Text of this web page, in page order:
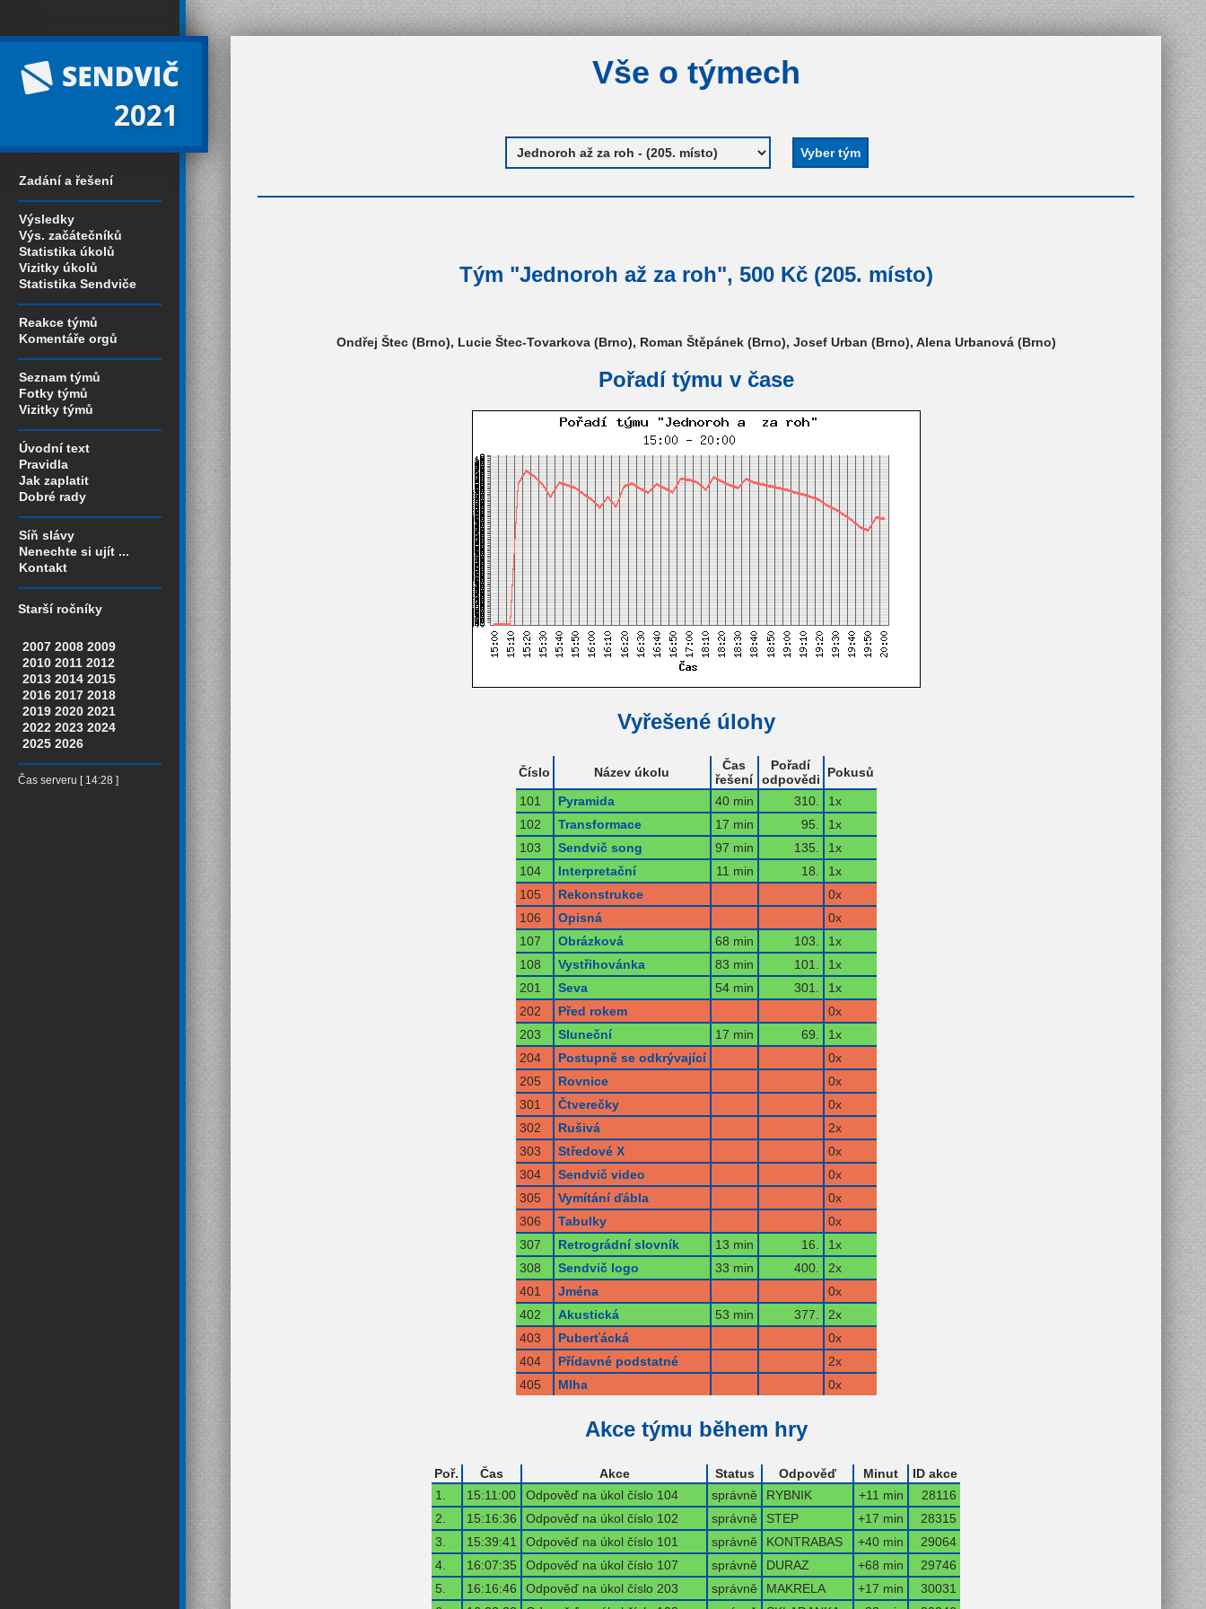
2021
Zadání a řešení
Výsledky
Výs. začátečníků
Statistika úkolů
Vizitky úkolů
Statistika Sendviče
Reakce týmů
Komentáře orgů
Seznam týmů
Fotky týmů
Vizitky týmů
Úvodní text
Pravidla
Jak zaplatit
Dobré rady
Síň slávy
Nenechte si ujít ...
Kontakt
Starší ročníky
2007 2008 2009
2010 2011 2012
2013 2014 2015
2016 2017 2018
2019 2020 2021
2022 2023 2024
2025 2026
Čas serveru [ 14:28 ]
Vše o týmech
Tým "Jednoroh až za roh", 500 Kč (205. místo)
Ondřej Štec (Brno), Lucie Štec-Tovarkova (Brno), Roman Štěpánek (Brno), Josef Urban (Brno), Alena Urbanová (Brno)
Pořadí týmu v čase
Vyřešené úlohy
Číslo Název úkolu
Čas
řešení
Pořadí
odpovědi
Pokusů
101
Pyramida 40 min 310.
1x
102
Transformace 17 min 95.
1x
103
Sendvič song 97 min 135.
1x
104
Interpretační 11 min 18.
1x
105
Rekonstrukce
0x
106
Opisná
0x
107
Obrázková 68 min 103.
1x
108
Vystřihovánka 83 min 101.
1x
201
Seva 54 min 301.
1x
202
Před rokem
0x
203
Sluneční 17 min 69.
1x
204
Postupně se odkrývající
0x
205
Rovnice
0x
301
Čtverečky
0x
302
Rušivá
2x
303
Středové X
0x
304
Sendvič video
0x
305
Vymítání ďábla
0x
306
Tabulky
0x
307
Retrográdní slovník 13 min 16.
1x
308
Sendvič logo 33 min 400.
2x
401
Jména
0x
402
Akustická 53 min 377.
2x
403
Puberťácká
0x
404
Přídavné podstatné
2x
405
Mlha 0x
Akce týmu během hry
Poř. Čas Akce Status Odpověď Minut
ID akce
1.
15:11:00 Odpověď na úkol číslo 104 správně RYBNIK +11 min
28116
2.
15:16:36 Odpověď na úkol číslo 102 správně STEP +17 min
28315
3.
15:39:41 Odpověď na úkol číslo 101 správně KONTRABAS +40 min
29064
4.
16:07:35 Odpověď na úkol číslo 107 správně DURAZ +68 min
29746
5.
16:16:46 Odpověď na úkol číslo 203 správně MAKRELA +17 min
30031